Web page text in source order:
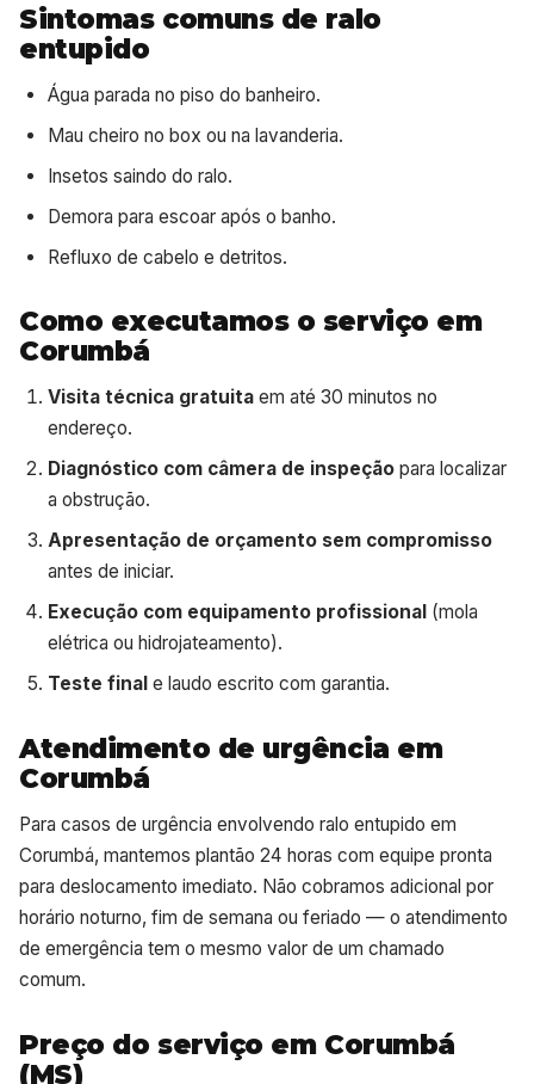
Sintomas comuns de ralo
entupido
Água parada no piso do banheiro.
Mau cheiro no box ou na lavanderia.
Insetos saindo do ralo.
Demora para escoar após o banho.
Refluxo de cabelo e detritos.
Como executamos o serviço em
Corumbá
Visita técnica gratuita em até 30 minutos no
endereço.
Diagnóstico com câmera de inspeção para localizar
a obstrução.
Apresentação de orçamento sem compromisso
antes de iniciar.
Execução com equipamento profissional (mola
elétrica ou hidrojateamento).
Teste final e laudo escrito com garantia.
Atendimento de urgência em
Corumbá
Para casos de urgência envolvendo ralo entupido em
Corumbá, mantemos plantão 24 horas com equipe pronta
para deslocamento imediato. Não cobramos adicional por
horário noturno, fim de semana ou feriado — o atendimento
de emergência tem o mesmo valor de um chamado
comum.
Preço do serviço em Corumbá
(MS)